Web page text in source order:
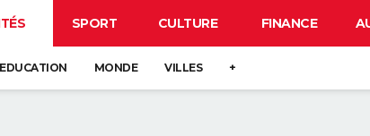
SPORT CULTURE FINANCE
EDUCATION MONDE VILLES +